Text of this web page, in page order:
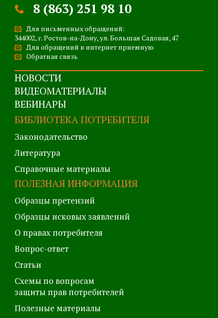
8 (863) 251 98 10
Для письменных обращений:
344002, г. Ростов-на-Дону, ул. Большая Садовая, 47
Для обращений в интернет приемную
Обратная связь
НОВОСТИ
ВИДЕОМАТЕРИАЛЫ
ВЕБИНАРЫ
БИБЛИОТЕКА ПОТРЕБИТЕЛЯ
Законодательство
Литература
Справочные материалы
ПОЛЕЗНАЯ ИНФОРМАЦИЯ
Образцы претензий
Образцы исковых заявлений
О правах потребителя
Вопрос-ответ
Статьи
Схемы по вопросам
защиты прав потребителей
Полезные материалы